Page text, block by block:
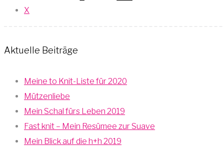
X
Aktuelle Beiträge
Meine to Knit-Liste für 2020
Mützenliebe
Mein Schal fürs Leben 2019
Fast knit – Mein Resümee zur Suave
Mein Blick auf die h+h 2019